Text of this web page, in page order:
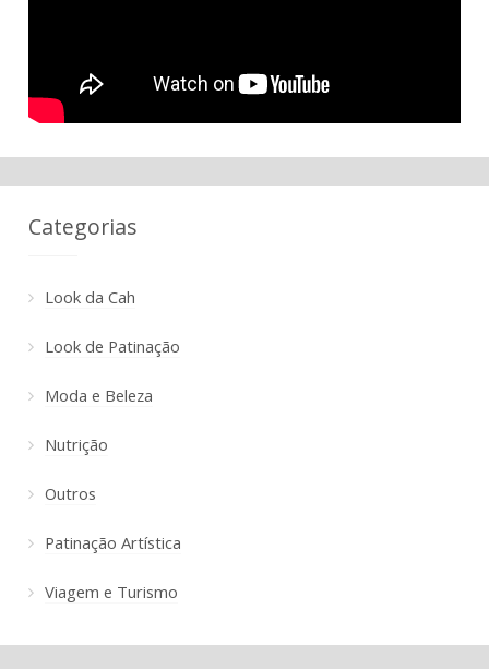
Categorias
Look da Cah
Look de Patinação
Moda e Beleza
Nutrição
Outros
Patinação Artística
Viagem e Turismo